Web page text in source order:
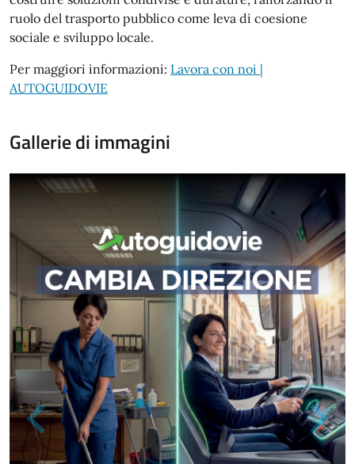
ruolo del trasporto pubblico come leva di coesione
sociale e sviluppo locale.
Per maggiori informazioni: Lavora con noi |
AUTOGUIDOVIE
Gallerie di immagini